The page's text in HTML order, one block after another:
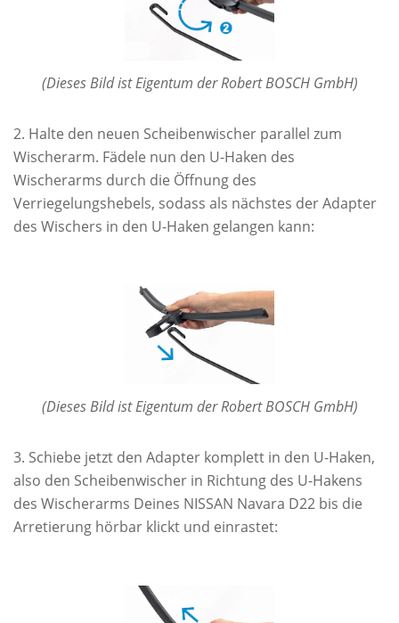
(Dieses Bild ist Eigentum der Robert BOSCH GmbH)
Halte den neuen Scheibenwischer parallel zum
Wischerarm. Fädele nun den U-Haken des
Wischerarms durch die Öffnung des
Verriegelungshebels, sodass als nächstes der Adapter
des Wischers in den U-Haken gelangen kann:
(Dieses Bild ist Eigentum der Robert BOSCH GmbH)
Schiebe jetzt den Adapter komplett in den U-Haken,
also den Scheibenwischer in Richtung des U-Hakens
des Wischerarms Deines NISSAN Navara D22 bis die
Arretierung hörbar klickt und einrastet: